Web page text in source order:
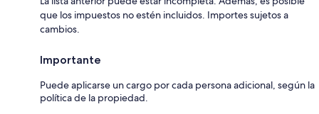
que los impuestos no estén incluidos. Importes sujetos a
cambios.
Importante
Puede aplicarse un cargo por cada persona adicional, según la
política de la propiedad.